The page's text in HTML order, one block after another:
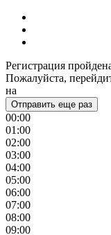
Регистрация
Пожалуйста,
на
Отправить еще раз
00:00
01:00
02:00
03:00
04:00
05:00
06:00
07:00
08:00
09:00